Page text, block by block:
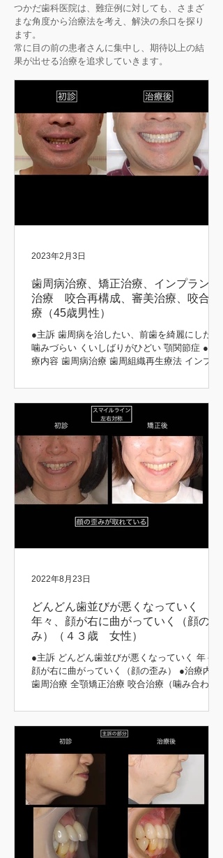
つかだ歯科医院は、難症例に対しても、さまざ
まな角度から治療法を考え、解決の糸口を探り
ます。
常に目の前の患者さんに集中し、期待以上の結
果が出せる治療を追求していきます。
歯周病治療、矯正治療、インプラント
治療 咬合再構成、審美治療、咬合治
療（45歳男性）
●主訴 歯周病を治したい、前歯を綺麗にしたい
噛みづらい くいしばりがひどい 顎関節症 ●治
療内容 歯周病治療 歯周組織再生療法 インプラ
合治療 審美治療 ●患者さんの希望 長持ちする
治療をしてほしい 矯正前後 初診時 治療後...
2023年2月3日
どんどん歯並びが悪くなっていく
年々、顔が右に曲がっていく（顔の歪
み）（４３歳 女性）
●主訴 どんどん歯並びが悪くなっていく 年々、
顔が右に曲がっていく（顔の歪み） ●治療内容
歯周治療 全顎矯正治療 咬合治療（噛み合わ
矯正後 矯正前後 矯正中 矯正前後
2022年8月23日